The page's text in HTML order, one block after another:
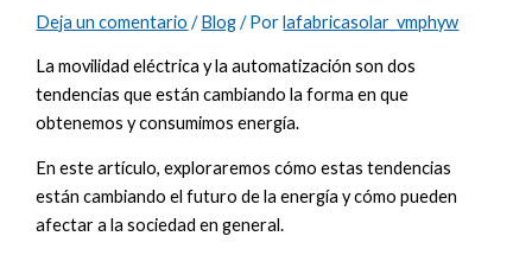
Deja un comentario /Blog/ Porlafabricasolar_vmphyw
La movilidad eléctrica y la automatización son dos
tendencias que están cambiando la forma en que
obtenemos y consumimos energía.
En este artículo, exploraremos cómo estas tendencias
están cambiando el futuro de la energía y cómo pueden
afectar a la sociedad en general.